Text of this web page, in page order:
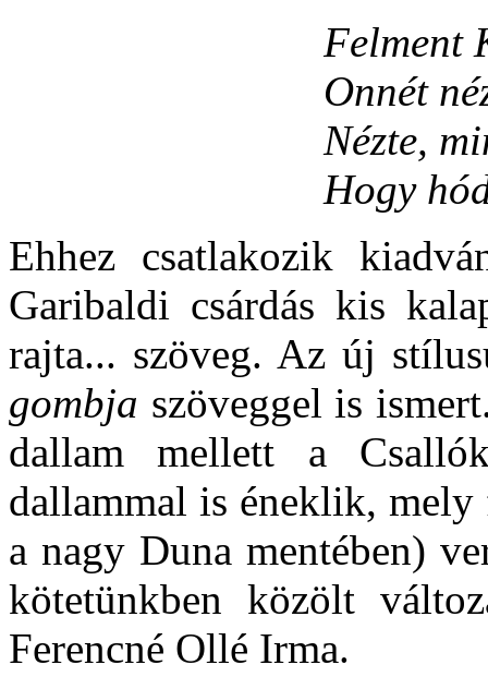
Felment
Onnét
Nézte,
Hogy
Ehhez csatlakozik
Garibaldi csárdás kis
rajta... szöveg. Az új
gombja szöveggel is
dallam mellett a
dallammal is éneklik,
a nagy Duna mentében)
kötetünkben közölt
Ferencné Ollé Irma.